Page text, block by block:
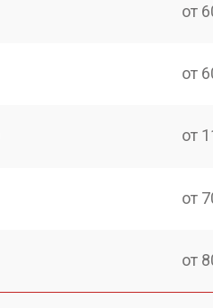
от
от
от
от
от